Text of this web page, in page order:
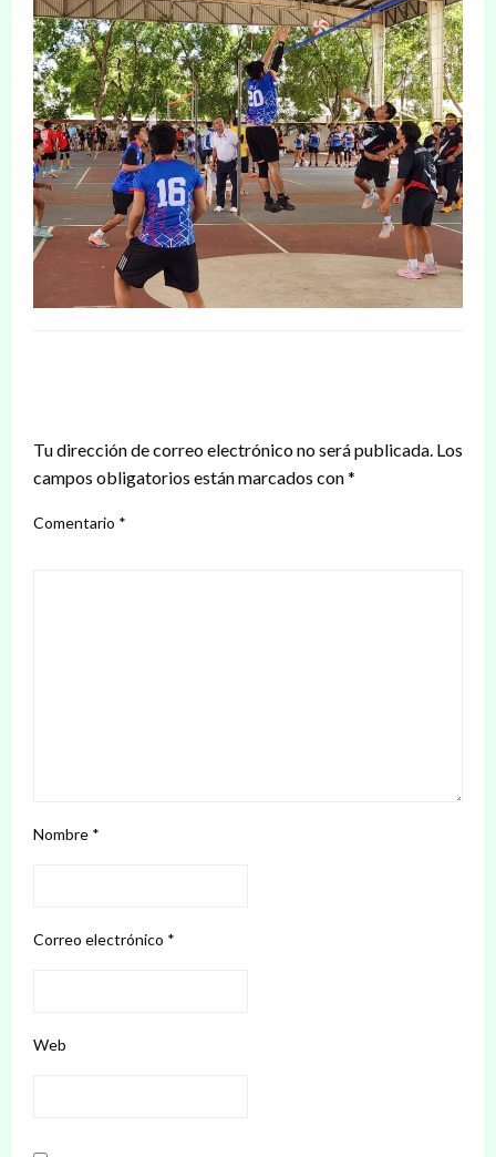
Tu dirección de correo electrónico no será publicada. Los
campos obligatorios están marcados con*
Comentario *
Nombre *
Correo electrónico *
Web